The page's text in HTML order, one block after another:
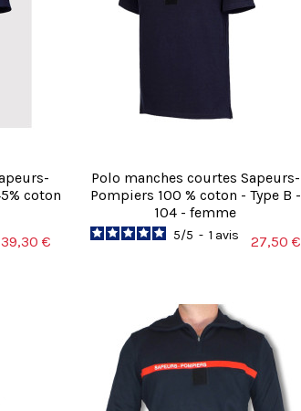
coton
39,30 €
Polo manches courtes Sapeurs-
Pompiers 100 % coton - Type B -
104 - femme
5/5 - 1 avis 27,50 €